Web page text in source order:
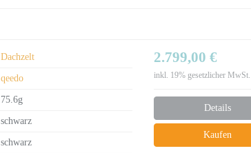
2.799,00 €
inkl. 19% gesetzlicher MwSt.
Details
Kaufen
Dachzelt
qeedo
75.6g
schwarz
schwarz